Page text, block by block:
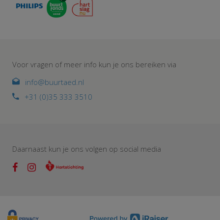
Voor vragen of meer info kun je ons bereiken via
info@buurtaed.nl
+31 (0)35 333 3510
Daarnaast kun je ons volgen op social media